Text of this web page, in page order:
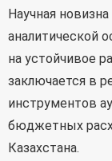
Научная
аналитической
на устойчивое
заключается в
инструментов
бюджетных
Казахстана.